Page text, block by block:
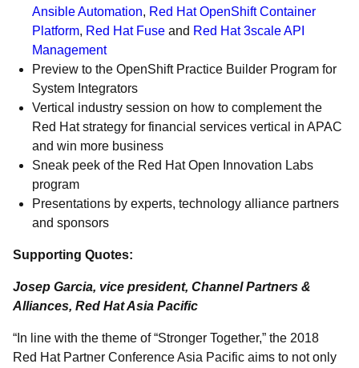
AnsibleAutomation, Red HatOpenShiftContainer
Platform, Red Hat Fuse and Red Hat 3scale API
Management
Preview to the OpenShift Practice Builder Program for
System Integrators
Vertical industry session on how to complement the
Red Hat strategy for financial services vertical in APAC
and win more business
Sneak peek of the Red Hat Open Innovation Labs
program
Presentations by experts, technology alliance partners
and sponsors
Supporting Quotes:
Josep Garcia, vice president, Channel Partners &
Alliances, Red Hat Asia Pacific
“In line with the theme of “Stronger Together,” the 2018
Red Hat Partner Conference Asia Pacific aims to not only